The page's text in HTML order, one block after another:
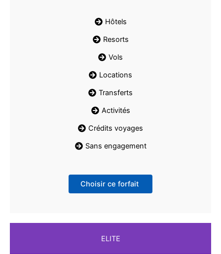
Hôtels
Resorts
Vols
Locations
Transferts
Activités
Crédits voyages
Sans engagement
Choisir ce forfait
ELITE